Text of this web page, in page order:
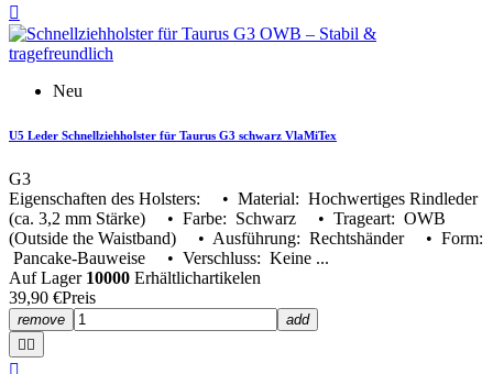

Neu
U5 Leder Schnellziehholster für Taurus G3 schwarz VlaMiTex
G3
Eigenschaften des Holsters: • Material: Hochwertiges Rindleder
(ca. 3,2 mm Stärke) • Farbe: Schwarz • Trageart: OWB
(Outside the Waistband) • Ausführung: Rechtshänder • Form:
Pancake-Bauweise • Verschluss: Keine ...
Auf Lager 10000 Erhältlichartikelen
39,90 €Preis
remove
add
 
